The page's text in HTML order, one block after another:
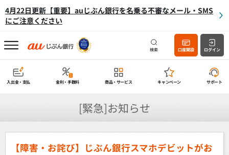
4月22日更新【重要】auじぶん銀行を名乗る不審なメール・SMS
にご注意ください
検索 口座開設 ログイン
入出金・支払 金利・手数料 商品・サービス キャンペーン サポート
[緊急]お知らせ
【障害・お詫び】じぶん銀行スマホデビットがお